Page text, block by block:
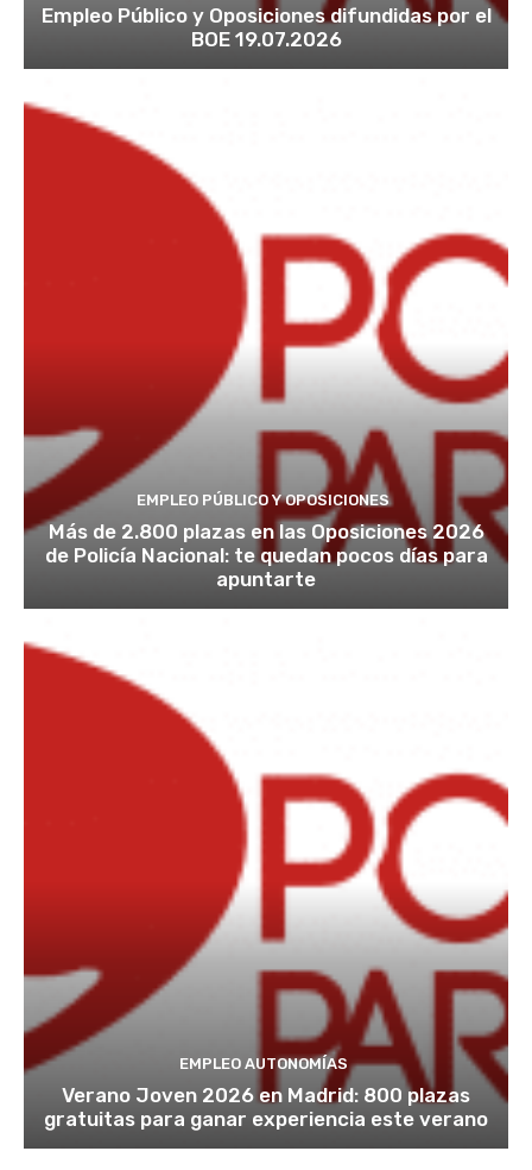
Empleo Público y Oposiciones difundidas por el
BOE 19.07.2026
EMPLEO PÚBLICO Y OPOSICIONES
Más de 2.800 plazas en las Oposiciones 2026
de Policía Nacional: te quedan pocos días para
apuntarte
EMPLEO AUTONOMÍAS
Verano Joven 2026 en Madrid: 800 plazas
gratuitas para ganar experiencia este verano